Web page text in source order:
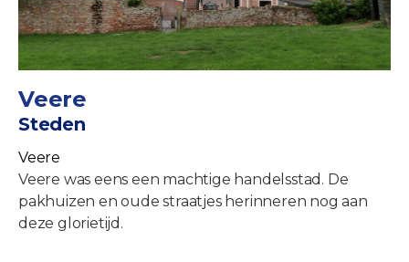
Veere
Steden
Veere
Veere was eens een machtige handelsstad. De
pakhuizen en oude straatjes herinneren nog aan
deze glorietijd.